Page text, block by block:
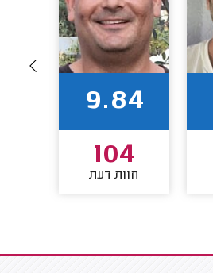
9.84
104
חוות דעת